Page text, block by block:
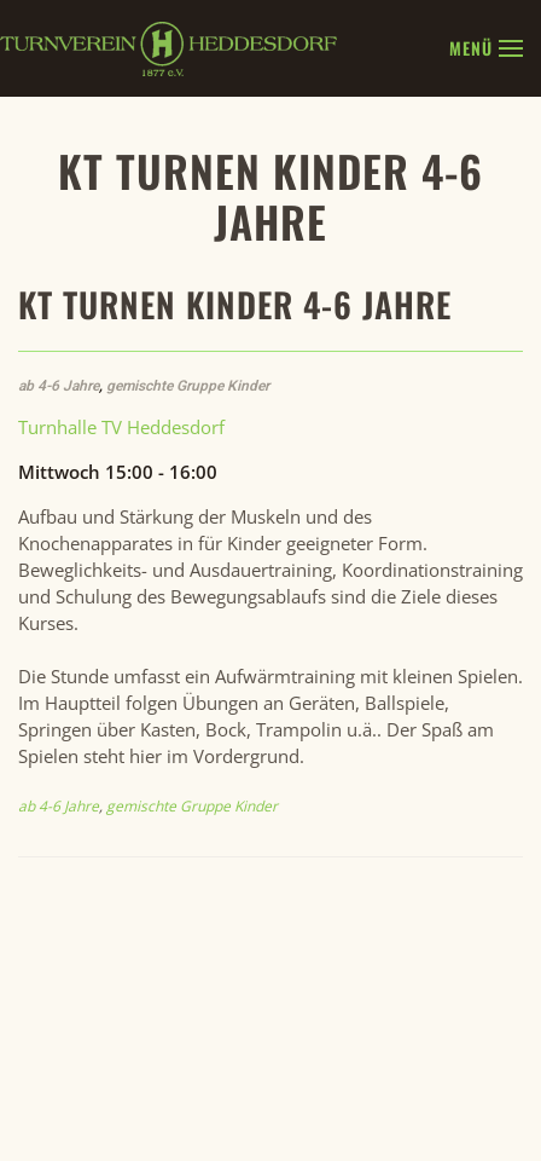
Zum Hauptinhalt springen
MENÜ
KT TURNEN KINDER 4-6
JAHRE
KT TURNEN KINDER 4-6 JAHRE
ab 4-6 Jahre, gemischte Gruppe Kinder
Turnhalle TV Heddesdorf
Mittwoch 15:00 - 16:00
Aufbau und Stärkung der Muskeln und des
Knochenapparates in für Kinder geeigneter Form.
Beweglichkeits- und Ausdauertraining, Koordinationstraining
und Schulung des Bewegungsablaufs sind die Ziele dieses
Kurses.
Die Stunde umfasst ein Aufwärmtraining mit kleinen Spielen.
Im Hauptteil folgen Übungen an Geräten, Ballspiele,
Springen über Kasten, Bock, Trampolin u.ä.. Der Spaß am
Spielen steht hier im Vordergrund.
ab 4-6 Jahre, gemischte Gruppe Kinder